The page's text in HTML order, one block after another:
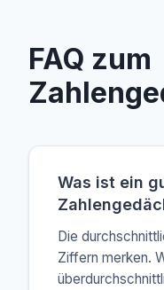
FAQ zum
Was ist ein
Die
Ziffern merken.